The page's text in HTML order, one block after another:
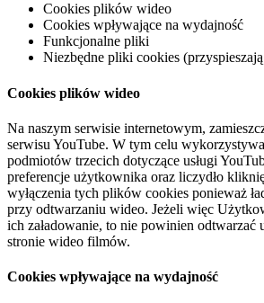
Cookies plików wideo
Cookies wpływające na wydajność
Funkcjonalne pliki
Niezbędne pliki cookies
Cookies plików wideo
Na naszym serwisie internetowym,
serwisu YouTube. W tym celu
podmiotów trzecich dotyczące usługi
preferencje użytkownika oraz liczydło
wyłączenia tych plików cookies ponieważ
przy odtwarzaniu wideo. Jeżeli więc
ich załadowanie, to nie powinien odtwarzać
stronie wideo filmów.
Cookies wpływające na wydajność